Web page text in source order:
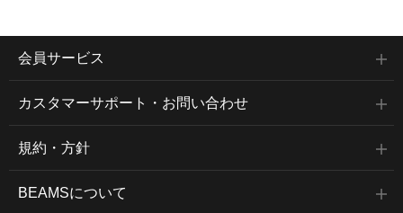
会員サービス
カスタマーサポート・お問い合わせ
規約・方針
BEAMSについて